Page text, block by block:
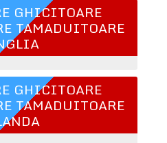
GHICITOARE
TAMADUITOARE
GHICITOARE
TAMADUITOARE